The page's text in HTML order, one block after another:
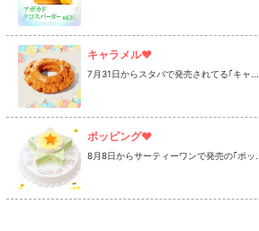
7月31日からスタバで発売されてる｢キャ...
8月8日からサーティーワンで発売の｢ポッ...